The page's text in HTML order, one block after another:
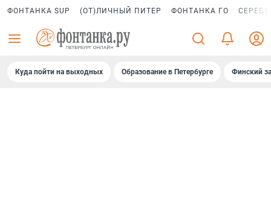
ФОНТАНКА SUP (ОТ)ЛИЧНЫЙ ПИТЕР ФОНТАНКА ГО
Куда пойти на выходных Образование в Петербурге Финский